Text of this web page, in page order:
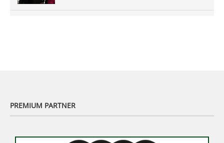
PREMIUM PARTNER